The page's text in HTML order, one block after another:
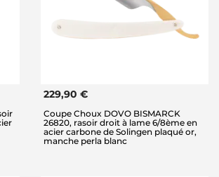
229,90 €
Coupe Choux DOVO BISMARCK
26820, rasoir droit à lame 6/8ème en
acier carbone de Solingen plaqué or,
manche perla blanc